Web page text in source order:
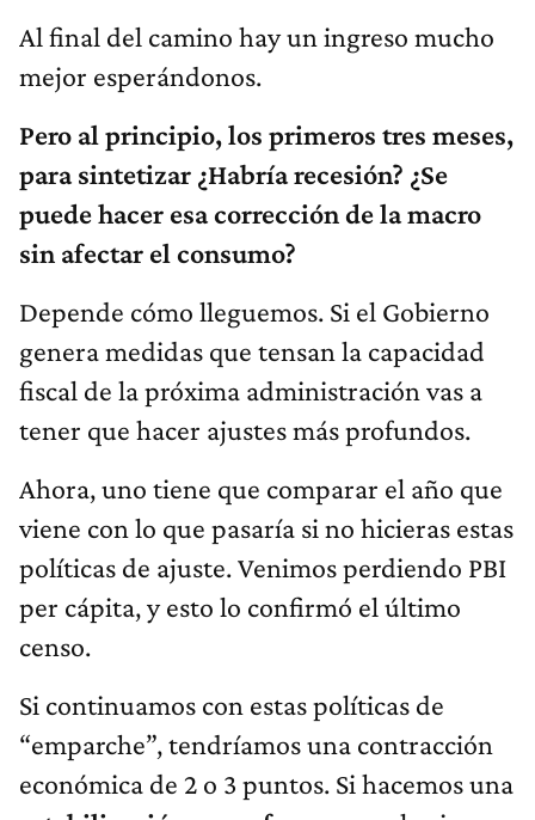
Al final del camino hay un ingreso mucho
mejor esperándonos.
Pero al principio, los primeros tres meses,
para sintetizar ¿Habría recesión? ¿Se
puede hacer esa corrección de la macro
sin afectar el consumo?
Depende cómo lleguemos. Si el Gobierno
genera medidas que tensan la capacidad
fiscal de la próxima administración vas a
tener que hacer ajustes más profundos.
Ahora, uno tiene que comparar el año que
viene con lo que pasaría si no hicieras estas
políticas de ajuste. Venimos perdiendo PBI
per cápita, y esto lo confirmó el último
censo.
Si continuamos con estas políticas de
“emparche”, tendríamos una contracción
económica de 2 o 3 puntos. Si hacemos una